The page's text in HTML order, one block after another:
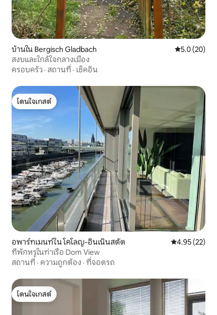
บ้านใน Bergisch Gladbach คะแนนเฉลี่ย
5.0 (20)
สงบและใกล้ใจกลางเมือง
ครอบครัว · สถานที่ · เช็คอิน
โดนใจเกสต์
โดนใจเกสต์
อพาร์ทเมนท์ใน โคโลญ-อินเนินสตัด คะแนนเฉลี่ย
4.95 (22)
ที่พักหรูในท่าเรือ Dom View
สถานที่ · ความถูกต้อง · ที่จอดรถ
โดนใจเกสต์
โดนใจเกสต์